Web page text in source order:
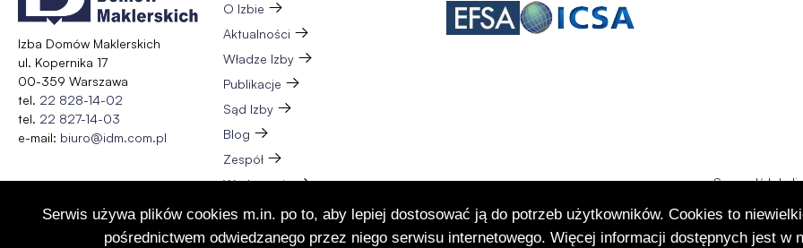
Serwis używa plików cookies m.in. po to, aby lepiej dostosować ją do potrzeb użytkowników. Cookies to
pośrednictwem odwiedzanego przez niego serwisu internetowego. Więcej informacji dostępnych jest w
Izba Domów Maklerskich
ul. Kopernika 17
00-359 Warszawa
tel. 22 828-14-02
tel. 22 827-14-03
e-mail: biuro@idm.com.pl
O Izbie
Aktualności
Władze Izby
Publikacje
Sąd Izby
Blog
Zespół
Wydarzenia
Członkostwo
Kontakt
Sprawdź
się
w
nowej